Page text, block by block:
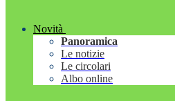
Novità
Panoramica
Le notizie
Le circolari
Albo online